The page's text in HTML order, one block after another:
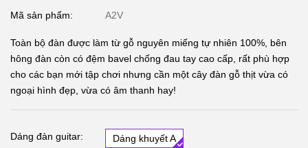
Mã sản phẩm: A2V
Toàn bộ đàn được làm từ gỗ nguyên miếng tự nhiên 100%, bên
hông đàn còn có đệm bavel chống đau tay cao cấp, rất phù hợp
cho các bạn mới tập chơi nhưng cần một cây đàn gỗ thịt vừa có
ngoại hình đẹp, vừa có âm thanh hay!
Dáng đàn guitar: Dáng khuyết A